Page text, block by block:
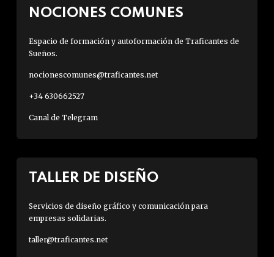
NOCIONES COMUNES
Espacio de formación y autoformación de Traficantes de
Sueños.
nocionescomunes@traficantes.net
+34 630662527
Canal de Telegram
TALLER DE DISEÑO
Servicios de diseño gráfico y comunicación para
empresas solidarias.
taller@traficantes.net